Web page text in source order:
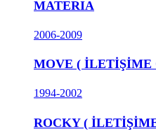
MATERIA
2006-2009
MOVE ( İLETİŞİME
1994-2002
ROCKY (